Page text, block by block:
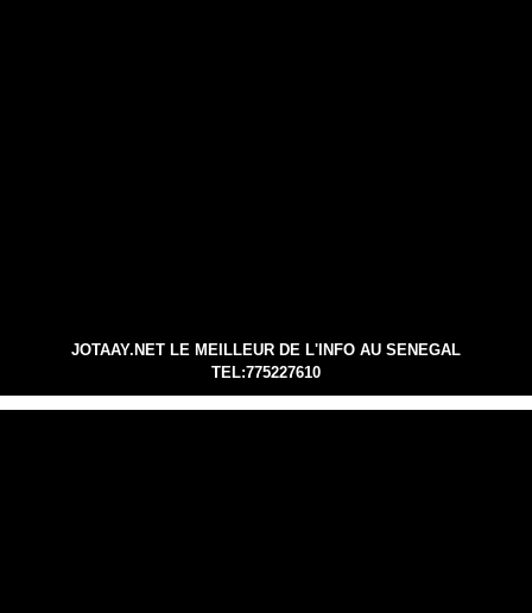
JOTAAY.NET LE MEILLEUR DE L'INFO AU SENEGAL
TEL:775227610